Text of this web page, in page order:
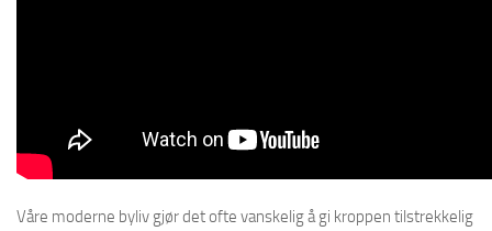
Våre moderne byliv gjør det ofte vanskelig å gi kroppen tilstrekkelig